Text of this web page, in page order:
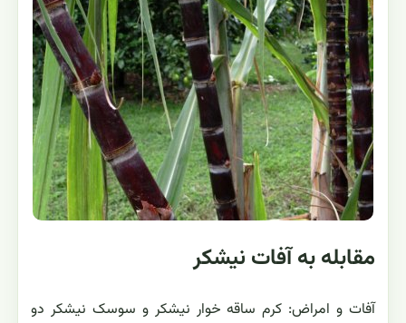
مقابله به آفات نیشکر
آفات و امراض: کرم ساقه خوار نیشکر و سوسک نیشکر دو